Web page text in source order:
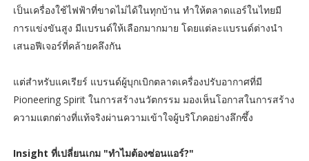
เป็นเครื่องใช้ไฟฟ้าที่ขาดไม่ได้ในทุกบ้าน ทำให้ตลาดแอร์ในไทยมี
การแข่งขันสูง มีแบรนด์ให้เลือกมากมาย โดยแต่ละแบรนด์ต่างนำ
เสนอฟีเจอร์ที่คล้ายคลึงกัน
แต่สำหรับแคเรียร์ แบรนด์ผู้บุกเบิกตลาดเครื่องปรับอากาศที่มี
Pioneering Spirit ในการสร้างนวัตกรรม มองเห็นโอกาสในการสร้าง
ความแตกต่างที่แท้จริงผ่านความเข้าใจผู้บริโภคอย่างลึกซึ้ง
Insight ที่เปลี่ยนเกม "ทำไมต้องซ่อนแอร์?"